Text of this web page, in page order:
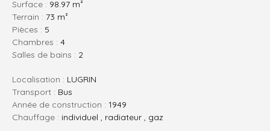
Surface : 98.97 m²
Terrain : 73 m²
pièces : 5
chambres : 4
salles de bains : 2
Localisation : LUGRIN
Transport : Bus
Année de construction : 1949
Chauffage : individuel , radiateur , gaz